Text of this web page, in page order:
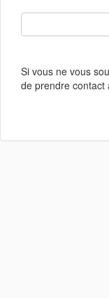
Si vous ne vous
de prendre contact